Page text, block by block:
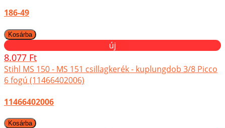
186-49
új
8.077 Ft
Stihl MS 150 - MS 151 csillagkerék - kuplungdob 3/8 Picco
6 fogú (11466402006)
11466402006